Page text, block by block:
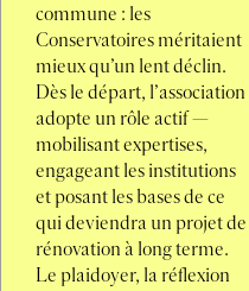
commune : les
Conservatoires méritaient
mieux qu’un lent déclin.
Dès le départ, l’association
adopte un rôle actif —
mobilisant expertises,
engageant les institutions
et posant les bases de ce
qui deviendra un projet de
rénovation à long terme.
Le plaidoyer, la réflexion